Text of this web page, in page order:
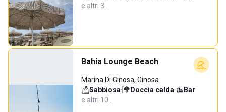
e altri 3…
Bahia Lounge Beach
Marina Di Ginosa, Ginosa
Sabbiosa· Doccia calda· Bar·
e altri 10…